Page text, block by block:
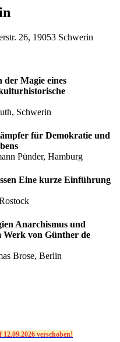
26, 19053 Schwerin
der Magie eines
Schwerin
für Demokratie und
Pünder, Hamburg
Eine kurze Einführung
Anarchismus und
Werk von Günther de
Brose, Berlin
verschoben!